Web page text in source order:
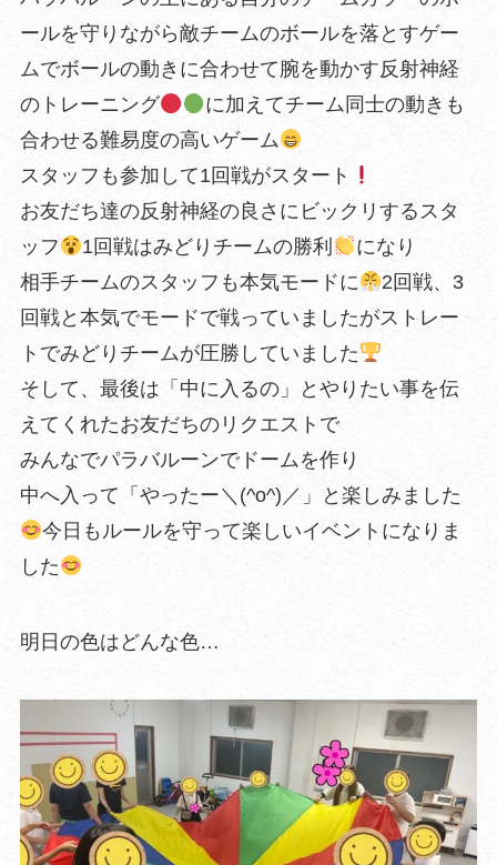
ールを守りながら敵チームのボールを落とすゲー
ムでボールの動きに合わせて腕を動かす反射神経
のトレーニング
に加えてチーム同士の動きも
合わせる難易度の高いゲーム
スタッフも参加して1回戦がスタート
お友だち達の反射神経の良さにビックリするスタ
ッフ
1回戦はみどりチームの勝利
になり
相手チームのスタッフも本気モードに
2回戦、3
回戦と本気でモードで戦っていましたがストレー
トでみどりチームが圧勝していました
そして、最後は「中に入るの」とやりたい事を伝
えてくれたお友だちのリクエストで
みんなでパラバルーンでドームを作り
中へ入って「やったー＼(^o^)／」と楽しみました
今日もルールを守って楽しいイベントになりま
した
明日の色はどんな色…